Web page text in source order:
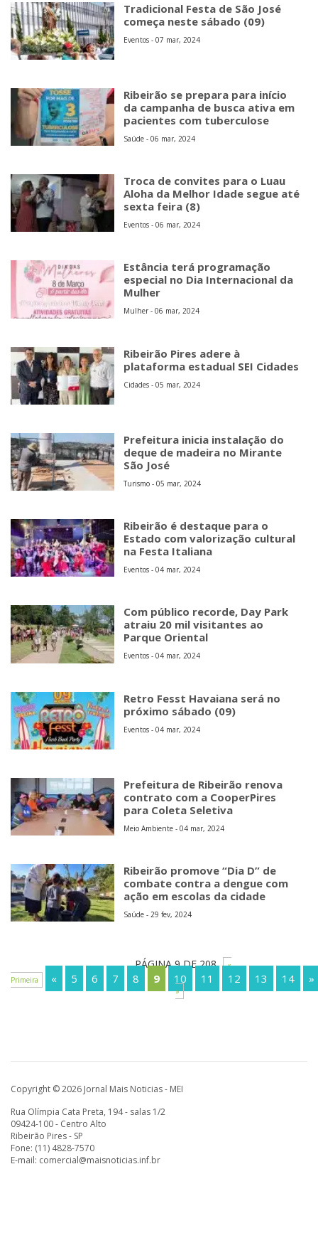
Tradicional Festa de São José
começa neste sábado (09)
Eventos - 07 mar, 2024
Ribeirão se prepara para início
da campanha de busca ativa em
pacientes com tuberculose
Saúde - 06 mar, 2024
Troca de convites para o Luau
Aloha da Melhor Idade segue até
sexta feira (8)
Eventos - 06 mar, 2024
Estância terá programação
especial no Dia Internacional da
Mulher
Mulher - 06 mar, 2024
Ribeirão Pires adere à
plataforma estadual SEI Cidades
Cidades - 05 mar, 2024
Prefeitura inicia instalação do
deque de madeira no Mirante
São José
Turismo - 05 mar, 2024
Ribeirão é destaque para o
Estado com valorização cultural
na Festa Italiana
Eventos - 04 mar, 2024
Com público recorde, Day Park
atraiu 20 mil visitantes ao
Parque Oriental
Eventos - 04 mar, 2024
Retro Fesst Havaiana será no
próximo sábado (09)
Eventos - 04 mar, 2024
Prefeitura de Ribeirão renova
contrato com a CooperPires
para Coleta Seletiva
Meio Ambiente - 04 mar, 2024
Ribeirão promove “Dia D” de
combate contra a dengue com
ação em escolas da cidade
Saúde - 29 fev, 2024
PÁGINA 9 DE 208
«
Primeira
« 5 6 7 8 9 10 11 12 13 14 »
»
Copyright © 2026 Jornal Mais Noticias - MEI
Rua Olímpia Cata Preta, 194 - salas 1/2
09424-100 - Centro Alto
Ribeirão Pires - SP
Fone: (11) 4828-7570
E-mail: comercial@maisnoticias.inf.br